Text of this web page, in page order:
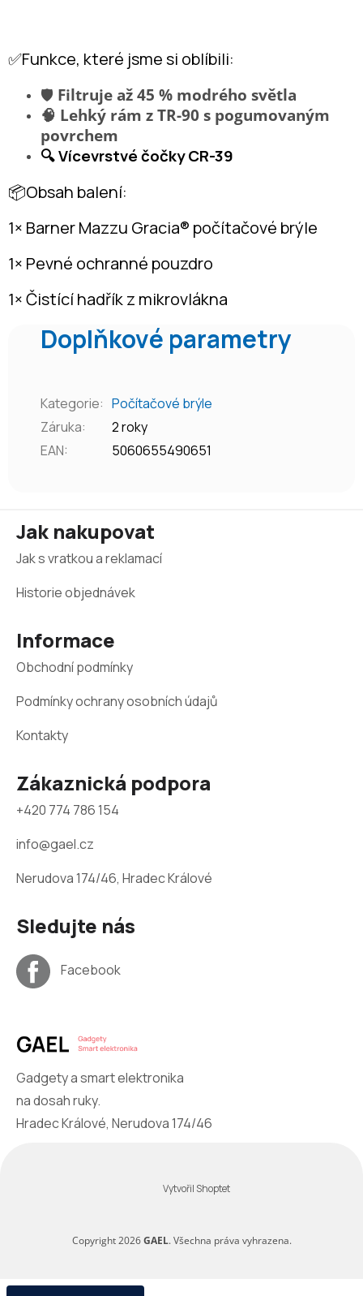
✅Funkce, které jsme si oblíbili:
🛡️ Filtruje až 45 % modrého světla
🧠 Lehký rám z TR-90 s pogumovaným
povrchem
🔍 Vícevrstvé čočky CR-39
📦Obsah balení:
1× Barner Mazzu Gracia® počítačové brýle
1× Pevné ochranné pouzdro
1× Čistící hadřík z mikrovlákna
Doplňkové parametry
Kategorie: Počítačové brýle
Záruka:
2 roky
EAN: 5060655490651
Jak nakupovat
Jak s vratkou a reklamací
Historie objednávek
Informace
Obchodní podmínky
Podmínky ochrany osobních údajů
Kontakty
Zákaznická podpora
+420 774 786 154
info@gael.cz
Nerudova 174/46, Hradec Králové
Sledujte nás
Facebook
Gadgety a smart elektronika
na dosah ruky.
Hradec Králové, Nerudova 174/46
Vytvořil Shoptet
Copyright 2026GAEL. Všechna práva vyhrazena.